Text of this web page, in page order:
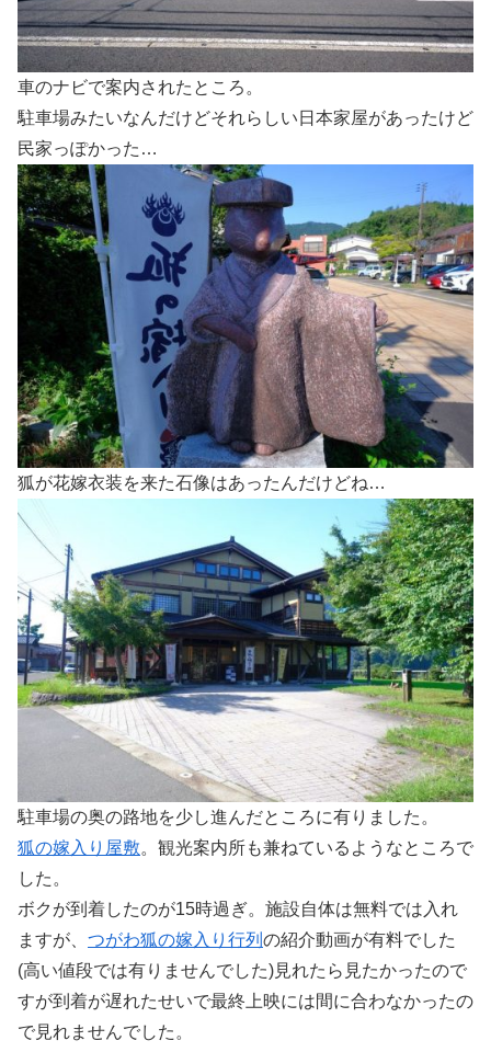
車のナビで案内されたところ。
駐車場みたいなんだけどそれらしい日本家屋があったけど
民家っぽかった…
狐が花嫁衣装を来た石像はあったんだけどね…
駐車場の奥の路地を少し進んだところに有りました。
狐の嫁入り屋敷。観光案内所も兼ねているようなところで
した。
ボクが到着したのが15時過ぎ。施設自体は無料では入れ
ますが、 つがわ狐の嫁入り行列 の紹介動画が有料でした
(高い値段では有りませんでした)見れたら見たかったので
すが到着が遅れたせいで最終上映には間に合わなかったの
で見れませんでした。